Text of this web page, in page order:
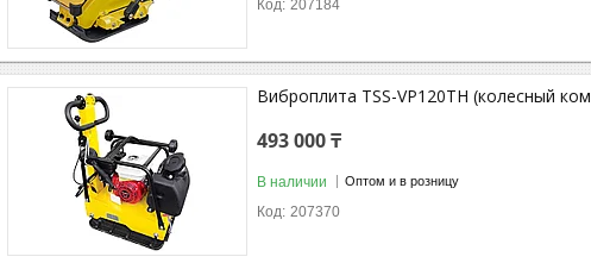
207184
Виброплита TSS-VP120TH (колесный
493 000 ₸
В наличии Оптом и в розницу
207370